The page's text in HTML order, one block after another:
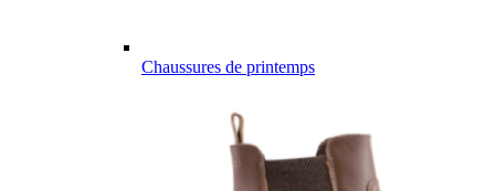
Chaussures de printemps